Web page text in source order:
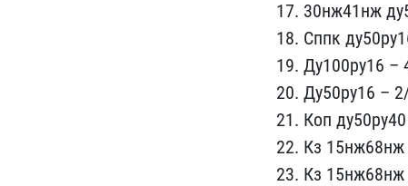
17​. 30нж41нж
18. Сппк
19. Д​у100ру16 –
20.​ Ду50ру16 –
21. Коп
22. Кз 15н​ж68нж
23. Кз 15нж68нж